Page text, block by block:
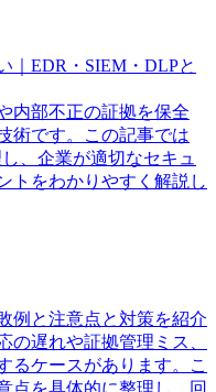
ジタルフォレンジック）
などについて解説しま
ツールも紹介するので、
さい。関連製品の一括資
品をタイプ別に比較！機
ックツールをタイプ別に
の解説のほか、製品の特
いるので、導入検討の参
から各社製品の一括資料